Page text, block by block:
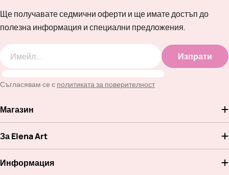
Ще получавате седмични оферти и ще имате достъп до
полезна информация и специални предложения.
Изпрати
Съгласявам се с политиката за поверителност
Магазин
За Elena Art
Информация